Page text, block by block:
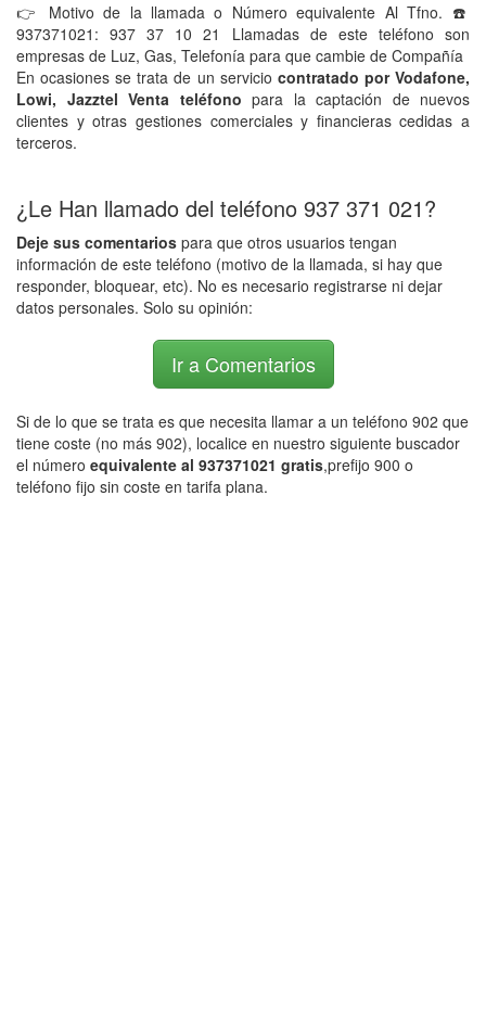
👉 Motivo de la llamada o Número equivalente Al Tfno. ☎️
937371021: 937 37 10 21 Llamadas de este teléfono son
empresas de Luz, Gas, Telefonía para que cambie de Compañía
En ocasiones se trata de un servicio contratado por Vodafone,
Lowi, Jazztel Venta teléfono para la captación de nuevos
clientes y otras gestiones comerciales y financieras cedidas a
terceros.
¿Le Han llamado del teléfono 937 371 021?
Deje sus comentarios para que otros usuarios tengan
información de este teléfono (motivo de la llamada, si hay que
responder, bloquear, etc). No es necesario registrarse ni dejar
datos personales. Solo su opinión:
Ir a Comentarios
Si de lo que se trata es que necesita llamar a un teléfono 902 que
tiene coste (no más 902), localice en nuestro siguiente buscador
el número equivalente al 937371021 gratis,prefijo 900 o
teléfono fijo sin coste en tarifa plana.